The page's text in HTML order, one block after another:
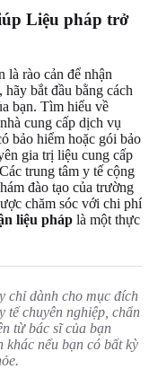
Liệu pháp trở
rào cản để nhận
bắt đầu bằng cách
bạn. Tìm hiểu về
cung cấp dịch vụ
bảo hiểm hoặc gói bảo
gia trị liệu cung cấp
trung tâm y tế cộng
đào tạo của trường
chăm sóc với chi phí
liệu pháp là một thực
chỉ dành cho mục đích
tế chuyên nghiệp, chẩn
từ bác sĩ của bạn
khác nếu bạn có bất kỳ